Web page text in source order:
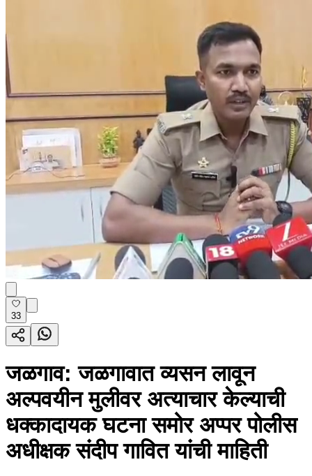
33
जळगाव: जळगावात व्यसन लावून
अल्पवयीन मुलीवर अत्याचार केल्याची
धक्कादायक घटना समोर अप्पर पोलीस
अधीक्षक संदीप गावित यांची माहिती